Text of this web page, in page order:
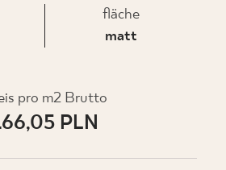
SK DE UK
fläche
matt
pro m2 Brutto
PLN